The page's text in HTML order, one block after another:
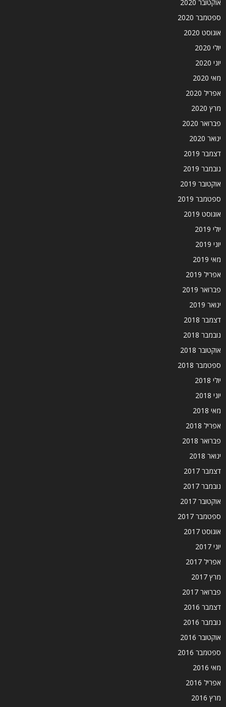
אוקטובר 2020
ספטמבר 2020
אוגוסט 2020
יולי 2020
יוני 2020
מאי 2020
אפריל 2020
מרץ 2020
פברואר 2020
ינואר 2020
דצמבר 2019
נובמבר 2019
אוקטובר 2019
ספטמבר 2019
אוגוסט 2019
יולי 2019
יוני 2019
מאי 2019
אפריל 2019
פברואר 2019
ינואר 2019
דצמבר 2018
נובמבר 2018
אוקטובר 2018
ספטמבר 2018
יולי 2018
יוני 2018
מאי 2018
אפריל 2018
פברואר 2018
ינואר 2018
דצמבר 2017
נובמבר 2017
אוקטובר 2017
ספטמבר 2017
אוגוסט 2017
יוני 2017
אפריל 2017
מרץ 2017
פברואר 2017
דצמבר 2016
נובמבר 2016
אוקטובר 2016
ספטמבר 2016
מאי 2016
אפריל 2016
מרץ 2016